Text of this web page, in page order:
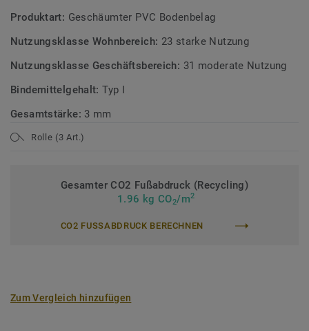
Produktart: Geschäumter PVC Bodenbelag
Nutzungsklasse Wohnbereich: 23 starke Nutzung
Nutzungsklasse Geschäftsbereich: 31 moderate Nutzung
Bindemittelgehalt:Typ I
Gesamtstärke: 3 mm
Rolle (3 Art.)
Gesamter CO2 Fußabdruck (Recycling)
1.96 kg CO2/m2
CO2 FUSSABDRUCK BERECHNEN
Zum Vergleich hinzufügen